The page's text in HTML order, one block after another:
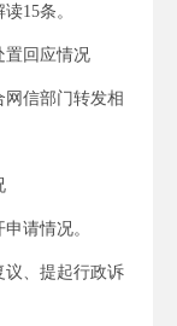
读15条。
置回应情况
网信部门转发相
申请情况。
议、提起行政诉